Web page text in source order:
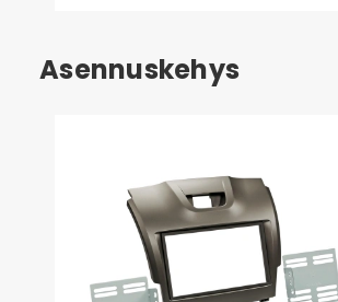
Asennuskehys